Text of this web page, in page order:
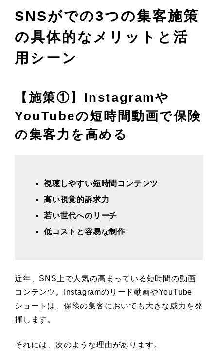
SNSがでの3つの集客施策
の具体的なメリットと活
用シーン
【施策①】Instagramや
YouTubeの短時間動画で保険
の集客力を高める
視聴しやすい短時間コンテンツ
高い視覚的訴求力
若い世代へのリーチ
低コストと容易な制作
近年、SNS上で人気の高まっている短時間の動画
コンテンツ。Instagramのリード動画やYouTube
ショートは、保険の集客においても大きな威力を発
揮します。
それには、次のような理由があります。